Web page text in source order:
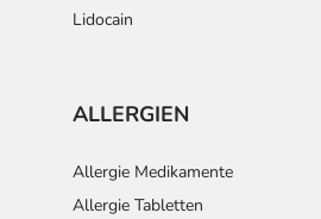
Lidocain
ALLERGIEN
Allergie Medikamente
Allergie Tabletten